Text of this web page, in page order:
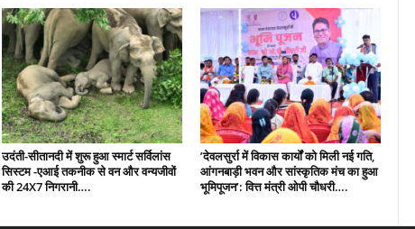
उदंती-सीतानदी में शुरू हुआ स्मार्ट सर्विलांस
सिस्टम -एआई तकनीक से वन और वन्यजीवों
की 24X7 निगरानी….
’देवलसुर्रा में विकास कार्यों को मिली नई गति,
आंगनबाड़ी भवन और सांस्कृतिक मंच का हुआ
भूमिपूजन’: वित्त मंत्री ओपी चौधरी….